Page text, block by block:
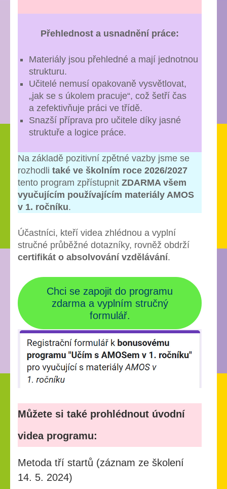
Přehlednost a usnadnění práce:
Materiály jsou přehledné a mají jednotnou
strukturu.
Učitelé nemusí opakovaně vysvětlovat,
„jak se s úkolem pracuje“, což šetří čas
a zefektivňuje práci ve třídě.
Snazší příprava pro učitele díky jasné
struktuře a logice práce.
Na základě pozitivní zpětné vazby jsme se
rozhodli také ve školním roce 2026/2027
tento program zpřístupnit ZDARMA všem
vyučujícím používajícím materiály AMOS
v 1. ročníku.
Účastníci, kteří videa zhlédnou a vyplní
stručné průběžné dotazníky, rovněž obdrží
certifikát o absolvování vzdělávání.
Chci se zapojit do programu
zdarma a vyplním stručný
formulář.
Můžete si také prohlédnout úvodní
videa programu:
Metoda tří startů (záznam ze školení
14. 5. 2024)